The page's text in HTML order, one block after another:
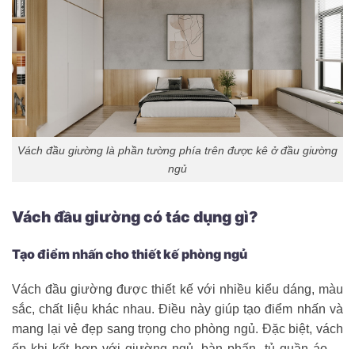
Vách đầu giường là phần tường phía trên được kê ở đầu giường
ngủ
Vách đầu giường có tác dụng gì?
Tạo điểm nhấn cho thiết kế phòng ngủ
Vách đầu giường được thiết kế với nhiều kiểu dáng, màu
sắc, chất liệu khác nhau. Điều này giúp tạo điểm nhấn và
mang lại vẻ đẹp sang trọng cho phòng ngủ. Đặc biệt, vách